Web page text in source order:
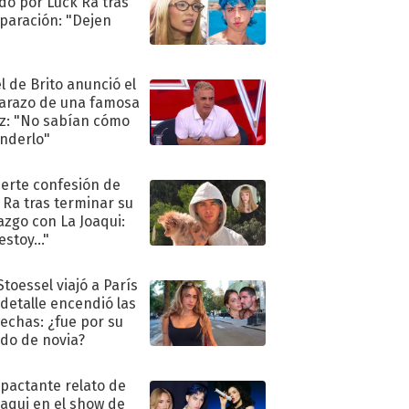
"Dejen
de Brito anunció el
de una famosa
"No sabían cómo
confesión de
Ra tras terminar su
con La Joaqui:
viajó a París
encendió las
¿fue por su
de novia?
relato de
en el show de